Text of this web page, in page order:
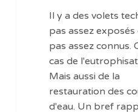
Il y a des volets
pas assez
pas assez connus.
cas de
Mais aussi de la
restauration des
d'eau. Un bref